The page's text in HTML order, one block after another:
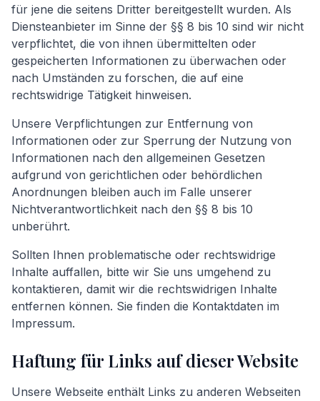
für jene die seitens Dritter bereitgestellt wurden. Als
Diensteanbieter im Sinne der §§ 8 bis 10 sind wir nicht
verpflichtet, die von ihnen übermittelten oder
gespeicherten Informationen zu überwachen oder
nach Umständen zu forschen, die auf eine
rechtswidrige Tätigkeit hinweisen.
Unsere Verpflichtungen zur Entfernung von
Informationen oder zur Sperrung der Nutzung von
Informationen nach den allgemeinen Gesetzen
aufgrund von gerichtlichen oder behördlichen
Anordnungen bleiben auch im Falle unserer
Nichtverantwortlichkeit nach den §§ 8 bis 10
unberührt.
Sollten Ihnen problematische oder rechtswidrige
Inhalte auffallen, bitte wir Sie uns umgehend zu
kontaktieren, damit wir die rechtswidrigen Inhalte
entfernen können. Sie finden die Kontaktdaten im
Impressum.
Haftung für Links auf dieser Website
Unsere Webseite enthält Links zu anderen Webseiten